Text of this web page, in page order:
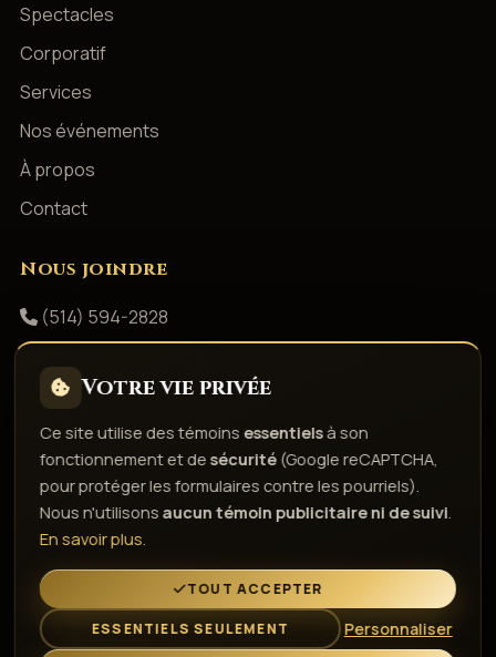
Spectacles
Corporatif
Services
Nos événements
À propos
Contact
Nous joindre
(514) 594-2828
Facebook
Politique de confidentialité Conditions d'utilisation
Droits d'auteur & responsabilitéPolitique de témoins
L'esprit de la fête depuis 1980
© 2026 Gestion Showbizz Inc. — Tous droits réservés ·
Votre vie privée
Ce site utilise des témoinsessentielsà son
fonctionnement et desécurité (Google reCAPTCHA,
pour protéger les formulaires contre les pourriels).
Nous n'utilisonsaucun témoin publicitaire ni de suivi.
En savoir plus.
TOUT ACCEPTER
ESSENTIELS SEULEMENT Personnaliser